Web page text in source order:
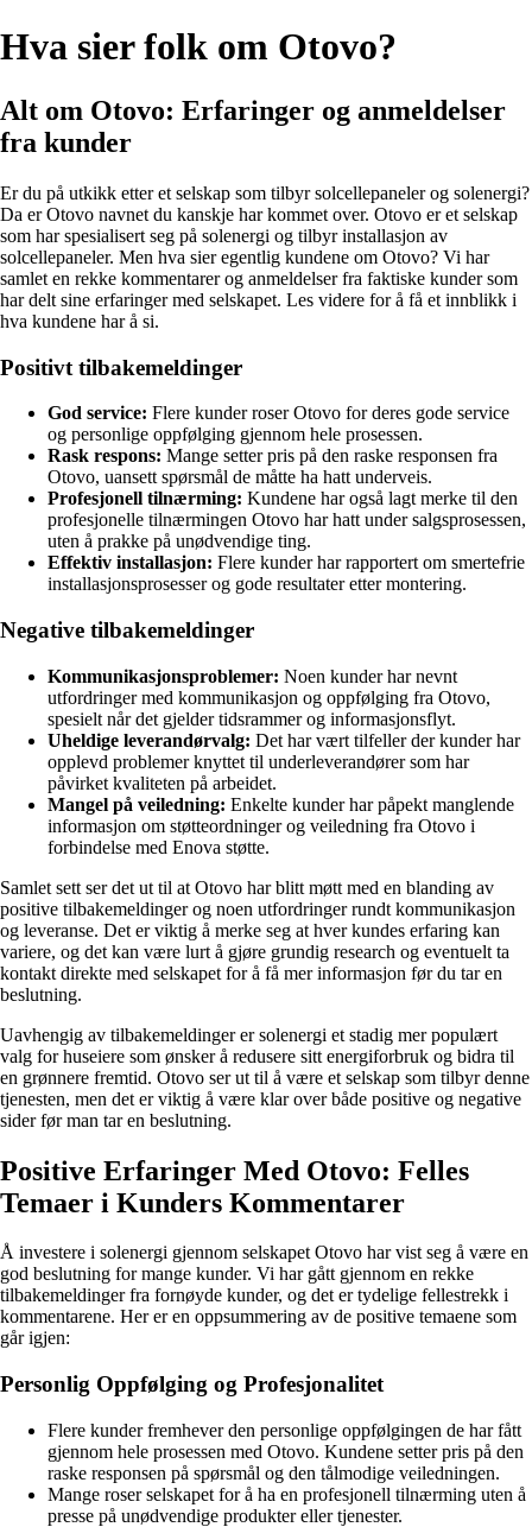
Hva sier folk om Otovo?
Alt om Otovo: Erfaringer og anmeldelser
fra kunder
Er du på utkikk etter et selskap som tilbyr solcellepaneler og solenergi?
Da er Otovo navnet du kanskje har kommet over. Otovo er et selskap
som har spesialisert seg på solenergi og tilbyr installasjon av
solcellepaneler. Men hva sier egentlig kundene om Otovo? Vi har
samlet en rekke kommentarer og anmeldelser fra faktiske kunder som
har delt sine erfaringer med selskapet. Les videre for å få et innblikk i
hva kundene har å si.
Positivt tilbakemeldinger
God service: Flere kunder roser Otovo for deres gode service
og personlige oppfølging gjennom hele prosessen.
Rask respons: Mange setter pris på den raske responsen fra
Otovo, uansett spørsmål de måtte ha hatt underveis.
Profesjonell tilnærming: Kundene har også lagt merke til den
profesjonelle tilnærmingen Otovo har hatt under salgsprosessen,
uten å prakke på unødvendige ting.
Effektiv installasjon: Flere kunder har rapportert om smertefrie
installasjonsprosesser og gode resultater etter montering.
Negative tilbakemeldinger
Kommunikasjonsproblemer: Noen kunder har nevnt
utfordringer med kommunikasjon og oppfølging fra Otovo,
spesielt når det gjelder tidsrammer og informasjonsflyt.
Uheldige leverandørvalg: Det har vært tilfeller der kunder har
opplevd problemer knyttet til underleverandører som har
påvirket kvaliteten på arbeidet.
Mangel på veiledning: Enkelte kunder har påpekt manglende
informasjon om støtteordninger og veiledning fra Otovo i
forbindelse med Enova støtte.
Samlet sett ser det ut til at Otovo har blitt møtt med en blanding av
positive tilbakemeldinger og noen utfordringer rundt kommunikasjon
og leveranse. Det er viktig å merke seg at hver kundes erfaring kan
variere, og det kan være lurt å gjøre grundig research og eventuelt ta
kontakt direkte med selskapet for å få mer informasjon før du tar en
beslutning.
Uavhengig av tilbakemeldinger er solenergi et stadig mer populært
valg for huseiere som ønsker å redusere sitt energiforbruk og bidra til
en grønnere fremtid. Otovo ser ut til å være et selskap som tilbyr denne
tjenesten, men det er viktig å være klar over både positive og negative
sider før man tar en beslutning.
Positive Erfaringer Med Otovo: Felles
Temaer i Kunders Kommentarer
Å investere i solenergi gjennom selskapet Otovo har vist seg å være en
god beslutning for mange kunder. Vi har gått gjennom en rekke
tilbakemeldinger fra fornøyde kunder, og det er tydelige fellestrekk i
kommentarene. Her er en oppsummering av de positive temaene som
går igjen:
Personlig Oppfølging og Profesjonalitet
Flere kunder fremhever den personlige oppfølgingen de har fått
gjennom hele prosessen med Otovo. Kundene setter pris på den
raske responsen på spørsmål og den tålmodige veiledningen.
Mange roser selskapet for å ha en profesjonell tilnærming uten å
presse på unødvendige produkter eller tjenester.